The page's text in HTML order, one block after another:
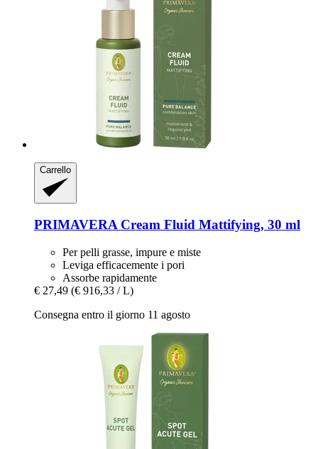
Carrello
PRIMAVERA Cream Fluid Mattifying, 30 ml
Per pelli grasse, impure e miste
Leviga efficacemente i pori
Assorbe rapidamente
€ 27,49 (€ 916,33 / L)
Consegna entro il giorno 11 agosto